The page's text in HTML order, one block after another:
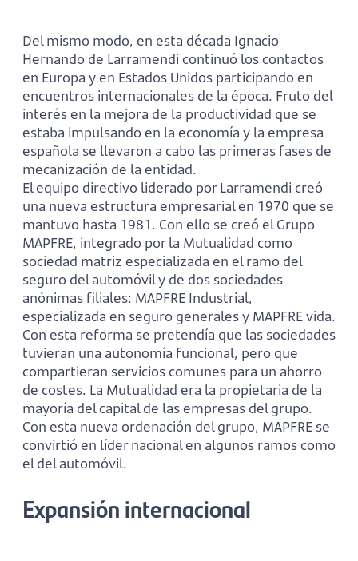
Del mismo modo, en esta década Ignacio
Hernando de Larramendi continuó los contactos
en Europa y en Estados Unidos participando en
encuentros internacionales de la época. Fruto del
interés en la mejora de la productividad que se
estaba impulsando en la economía y la empresa
española se llevaron a cabo las primeras fases de
mecanización de la entidad.
El equipo directivo liderado por Larramendi creó
una nueva estructura empresarial en 1970 que se
mantuvo hasta 1981. Con ello se creó el Grupo
MAPFRE, integrado por la Mutualidad como
sociedad matriz especializada en el ramo del
seguro del automóvil y de dos sociedades
anónimas filiales: MAPFRE Industrial,
especializada en seguro generales y MAPFRE vida.
Con esta reforma se pretendía que las sociedades
tuvieran una autonomía funcional, pero que
compartieran servicios comunes para un ahorro
de costes. La Mutualidad era la propietaria de la
mayoría del capital de las empresas del grupo.
Con esta nueva ordenación del grupo, MAPFRE se
convirtió en líder nacional en algunos ramos como
el del automóvil.
Expansión internacional